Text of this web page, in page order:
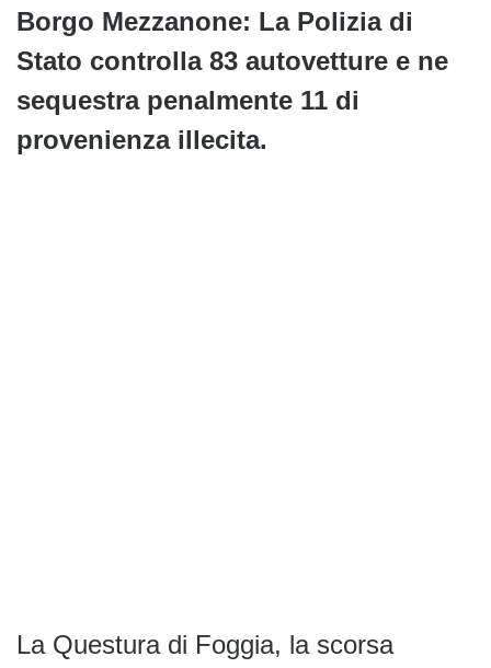
Borgo Mezzanone: La Polizia di
Stato controlla 83 autovetture e ne
sequestra penalmente 11 di
provenienza illecita.
La Questura di Foggia, la scorsa